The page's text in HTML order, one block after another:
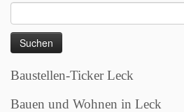
nach:
Baustellen-Ticker Leck
Bauen und Wohnen in Leck